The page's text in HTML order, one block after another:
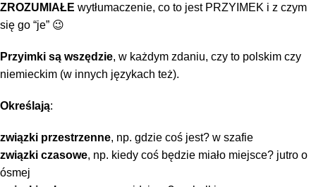
ZROZUMIAŁE wytłumaczenie, co to jest PRZYIMEK i z czym
się go “je” 😉
Przyimki są wszędzie, w każdym zdaniu, czy to polskim czy
niemieckim (w innych językach też).
Określają:
związki przestrzenne, np. gdzie coś jest? w szafie
związki czasowe, np. kiedy coś będzie miało miejsce? jutro o
ósmej